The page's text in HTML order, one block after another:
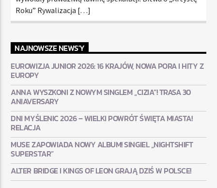
Roku” Rywalizacja […]
NAJNOWSZE NEWS'Y
EUROWIZJA JUNIOR 2026: 16 KRAJÓW, NOWA PORA I HITY Z
EUROPY
ANNA WYSZKONI Z NOWYM SINGLEM „CIZIA”! TRASA 30
ANIAVERSARY
DNI MYŚLENIC 2026 – WIELKI POWRÓT ŚWIĘTA MIASTA!
RELACJA
MUSE ZAPOWIADA NOWY ALBUM! SINGIEL „NIGHTSHIFT
SUPERSTAR”
ALTER BRIDGE I KINGS OF LEON GRAJĄ DZIŚ W POLSCE!